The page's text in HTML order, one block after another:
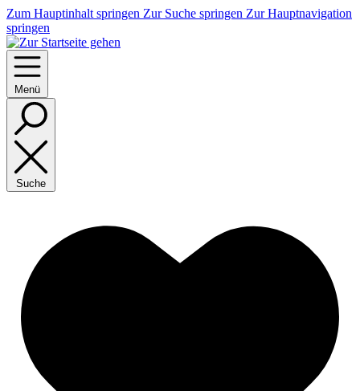
Zum Hauptinhalt springen Zur Suche springen Zur Hauptnavigation
springen
Menü
Suche